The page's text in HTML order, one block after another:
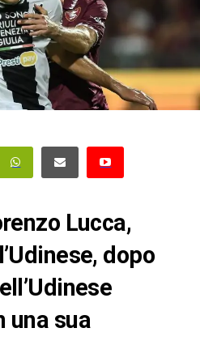
Lucca,
dopo
una sua